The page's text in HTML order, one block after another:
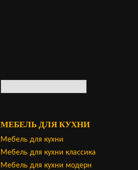
МЕБЕЛЬ ДЛЯ КУХНИ
Мебель для кухни
Мебель для кухни классика
Мебель для кухни модерн